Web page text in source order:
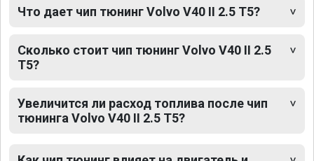
Что дает чип тюнинг Volvo V40 II 2.5 T5?
Сколько стоит чип тюнинг Volvo V40 II 2.5
T5?
Увеличится ли расход топлива после чип
тюнинга Volvo V40 II 2.5 T5?